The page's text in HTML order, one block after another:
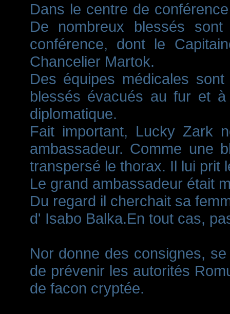
Dans le centre de
De nombreux blessés
conférence, dont le
Chancelier Martok.
Des équipes médicales
blessés évacués au fur et
diplomatique.
Fait important, Lucky Zark
ambassadeur. Comme une
transpersé le thorax. Il lui prit
Le grand ambassadeur était
Du regard il cherchait sa
d' Isabo Balka.En tout cas,
Nor donne des consignes,
de prévenir les autorités
de facon cryptée.